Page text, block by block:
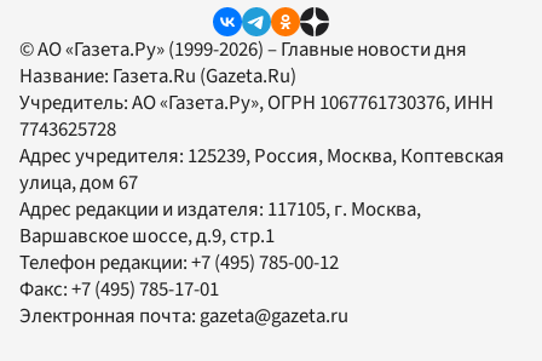
© АО «Газета.Ру» (1999-2026) – Главные новости дня
Название: Газета.Ru (Gazeta.Ru)
Учредитель:АО «Газета.Ру», ОГРН 1067761730376, ИНН
7743625728
Адрес учредителя: 125239, Россия, Москва, Коптевская
улица, дом 67
Адрес редакции и издателя: 117105, г. Москва,
Варшавское шоссе, д.9, стр.1
Телефон редакции:+7 (495) 785-00-12
Факс:+7 (495) 785-17-01
Электронная почта: gazeta@gazeta.ru